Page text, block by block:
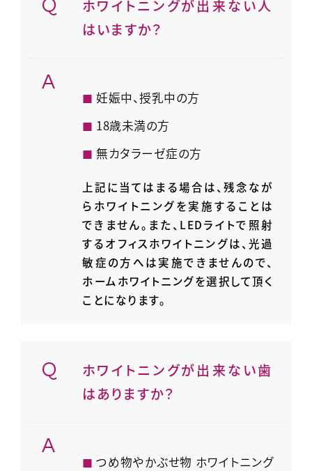
ホワイトニングが出来ない人
はいますか？
妊娠中、授乳中の方
18歳未満の方
無カタラーゼ症の方
上記に当てはまる場合は、残念なが
らホワイトニングを実施することは
できません。また、LEDライトで照射
するオフィスホワイトニングは、光過
敏症の方へは実施できませんので、
ホームホワイトニングを選択して頂く
ことになります。
ホワイトニングが出来ない歯
はありますか？
つめ物やかぶせ物 ホワイトニング